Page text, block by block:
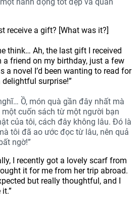
receive a gift? [What was it?]
think… Ah, the last gift I received
a friend on my birthday, just a few
a novel I’d been wanting to read for
surprise!”
Ồ, món quà gần đây nhất mà
cuốn sách từ một người bạn
của tôi, cách đây không lâu. Đó là
tôi đã ao ước đọc từ lâu, nên quả
ngờ!”
I recently got a lovely scarf from
it for me from her trip abroad.
but really thoughtful, and I